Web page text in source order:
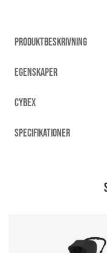
PRODUKTBESKRIVNING
EGENSKAPER
CYBEX
SPECIFIKATIONER